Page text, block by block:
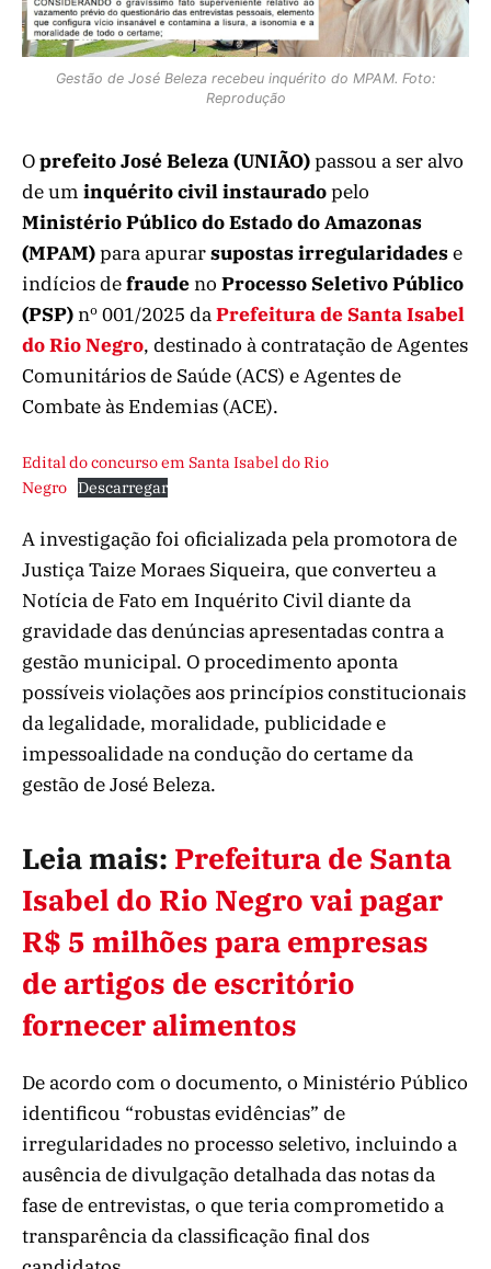
Gestão de José Beleza recebeu inquérito do MPAM. Foto:
Reprodução
Oprefeito José Beleza (UNIÃO)passou a ser alvo
de um inquérito civil instauradopelo
Ministério Público do Estado do Amazonas
(MPAM)para apurarsupostas irregularidadese
indícios defraudeno Processo Seletivo Público
(PSP)nº 001/2025 daPrefeitura de Santa Isabel
do Rio Negro, destinado à contratação de Agentes
Comunitários de Saúde (ACS) e Agentes de
Combate às Endemias (ACE).
Edital do concurso em Santa Isabel do Rio
Negro Descarregar
A investigação foi oficializada pela promotora de
Justiça Taize Moraes Siqueira, que converteu a
Notícia de Fato em Inquérito Civil diante da
gravidade das denúncias apresentadas contra a
gestão municipal. O procedimento aponta
possíveis violações aos princípios constitucionais
da legalidade, moralidade, publicidade e
impessoalidade na condução do certame da
gestão de José Beleza.
Leia mais: Prefeitura de Santa
Isabel do Rio Negro vai pagar
R$ 5 milhões para empresas
de artigos de escritório
fornecer alimentos
De acordo com o documento, o Ministério Público
identificou “robustas evidências” de
irregularidades no processo seletivo, incluindo a
ausência de divulgação detalhada das notas da
fase de entrevistas, o que teria comprometido a
transparência da classificação final dos